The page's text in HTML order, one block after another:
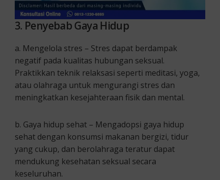
3. Penyebab Gaya Hidup
a. Mengelola stres – Stres dapat berdampak
negatif pada kualitas hubungan seksual.
Praktikkan teknik relaksasi seperti meditasi, yoga,
atau olahraga untuk mengurangi stres dan
meningkatkan kesejahteraan fisik dan mental.
b. Gaya hidup sehat – Mengadopsi gaya hidup
sehat dengan konsumsi makanan bergizi, tidur
yang cukup, dan berolahraga teratur dapat
mendukung kesehatan seksual secara
keseluruhan.